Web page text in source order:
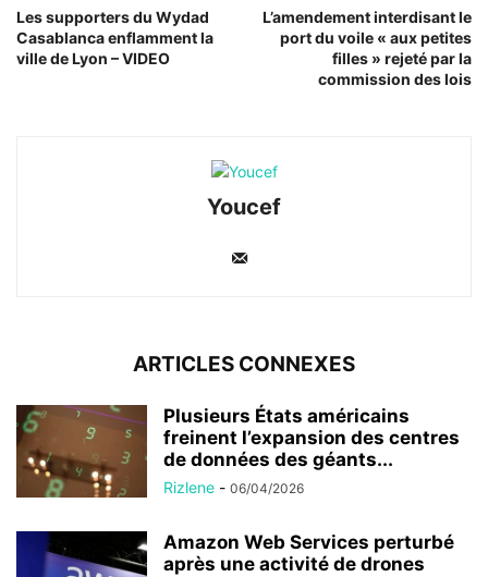
Les supporters du Wydad
Casablanca enflamment la
ville de Lyon – VIDEO
L’amendement interdisant le
port du voile « aux petites
filles » rejeté par la
commission des lois
Youcef
ARTICLES CONNEXES
Plusieurs États américains
freinent l’expansion des centres
de données des géants...
Rizlene - 06/04/2026
Amazon Web Services perturbé
après une activité de drones